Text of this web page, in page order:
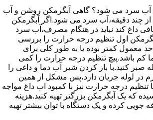
آب سرد می شود؟ گاهی آبگرمکن روشن و آب
چند دقیقه،آب سرد می شود.اگر آبگرمکن
کافی داغ کند نباید در هنگام مصرف،آب سرد
اول تنظیم درجه حرارت را بررسی
معمول کمتر بوده یا به طور کلی برای
کم باشد.پیچ تنظیم درجه حرارت را کمی
صبر کنید.با باز کردن شیر آب دما و داغی را
در لوله جریان دارد،پس مشکل از همین
درجه حرارت نیز با کمبود اب داغ مواجه
که یک آبگرمکن بزرگتر تهیه کنید.هزینه
جویی کرده و یک دستگاه با توان بیشتر تهیه